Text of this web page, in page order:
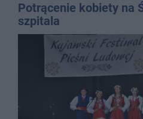
Potrącenie kobiety na
szpitala